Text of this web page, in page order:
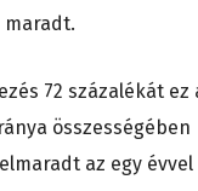
72 százalékát ez
összességében
az egy évvel